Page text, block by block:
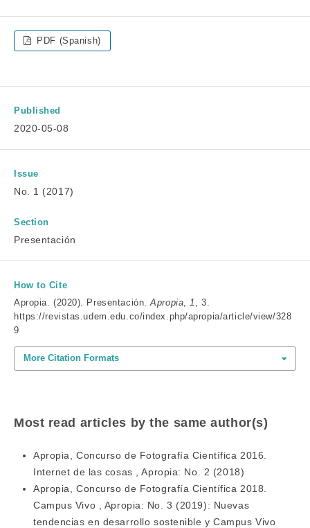
PDF (Spanish)
Published
2020-05-08
Issue
No. 1 (2017)
Section
Presentación
How to Cite
Apropia. (2020). Presentación.Apropia 1
, 3.
https://revistas.udem.edu.co/index.php/apropia/article/view/328
9
More Citation Formats
Most read articles by the same author(s)
Apropia,Concurso de Fotografía Científica 2016.
Internet de las cosas
,Apropia: No. 2 (2018)
Apropia,Concurso de Fotografía Científica 2018.
Campus Vivo
Apropia: No. 3 (2019): Nuevas
tendencias en desarrollo sostenible y Campus Vivo